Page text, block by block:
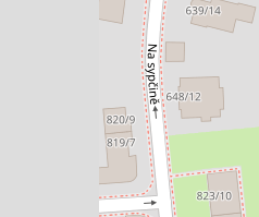
kanceláře 265 m², Praha -